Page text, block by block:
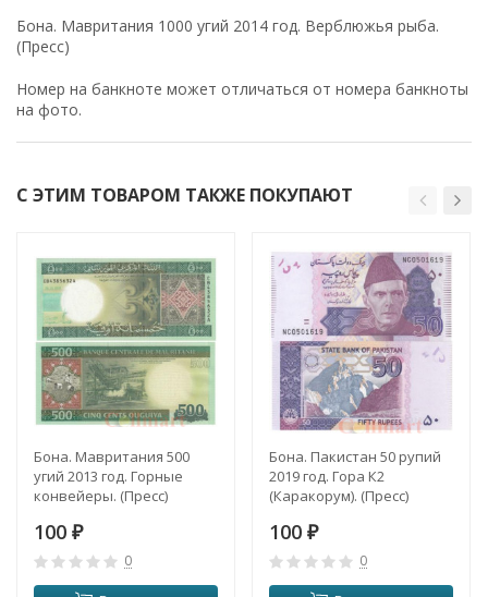
Бона. Мавритания 1000 угий 2014 год. Верблюжья рыба.
(Пресс)
Номер на банкноте может отличаться от номера банкноты
на фото.
С ЭТИМ ТОВАРОМ ТАКЖЕ ПОКУПАЮТ
Бона. Мавритания 500
угий 2013 год. Горные
конвейеры. (Пресс)
100 ₽
0
Бона. Пакистан 50 рупий
2019 год. Гора К2
(Каракорум). (Пресс)
100 ₽
0